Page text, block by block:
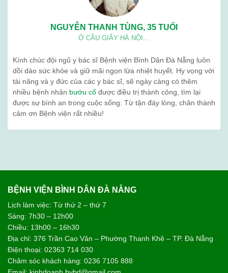
NGUYỄN THANH TÙNG, 35 TUỔI
Ở CẦU GIẤY HÀ NỘI...
Kính chúc đội ngũ y bác sĩ Bệnh viện Bình Dân Đà Nẵng luôn
dồi dào sức khỏe và giữ mãi ngọn lửa nhiệt huyết. Hy vọng với
tài năng và y đức của các y bác sĩ, sẽ ngày càng có thêm
nhiều bệnh nhân bướu cổ được điều trị thành công, tìm lại
được sự bình an trong cuộc sống. Từ tận đáy lòng, chân thành
cảm ơn Bệnh viện rất nhiều!
BỆNH VIỆN BÌNH DÂN ĐÀ NẴNG
Lịch làm việc: Từ thứ 2 – thứ 7
Sáng: 7h30 – 12h00
Chiều: 13h00 – 16h30
Địa chỉ: 376 Trần Cao Vân – Phường Thanh Khê – TP. Đà Nẵng
Điện thoại: 02363 714 030
Chăm sóc khách hàng: 0236 7105 888